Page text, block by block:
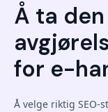
Å ta
for e-
Å velge riktig